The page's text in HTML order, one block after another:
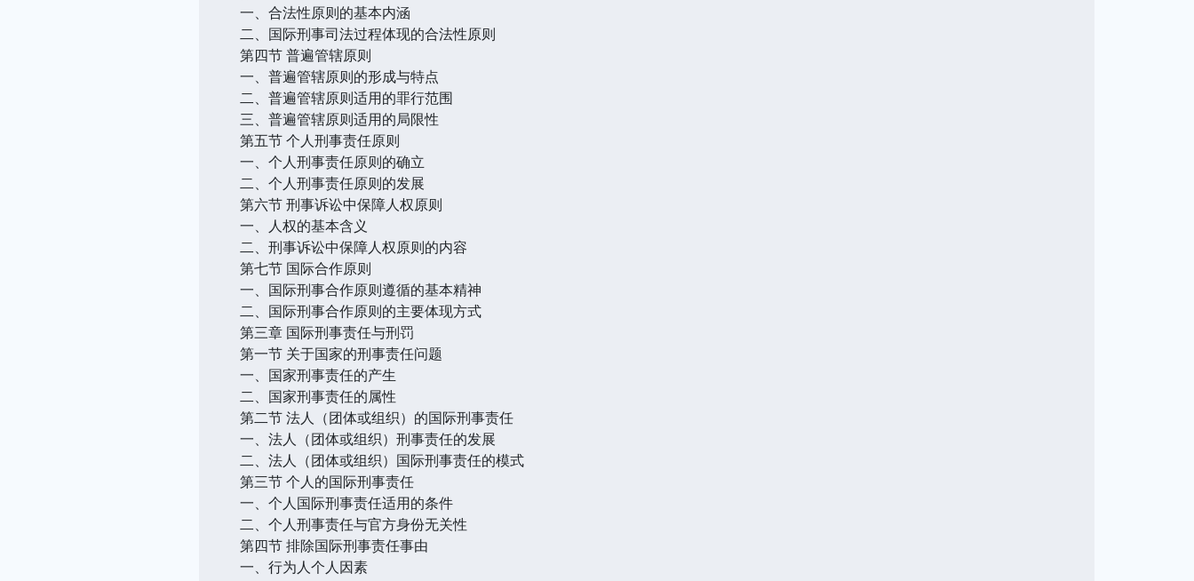
一、合法性原则的基本内涵
二、国际刑事司法过程体现的合法性原则
第四节 普遍管辖原则
一、普遍管辖原则的形成与特点
二、普遍管辖原则适用的罪行范围
三、普遍管辖原则适用的局限性
第五节 个人刑事责任原则
一、个人刑事责任原则的确立
二、个人刑事责任原则的发展
第六节 刑事诉讼中保障人权原则
一、人权的基本含义
二、刑事诉讼中保障人权原则的内容
第七节 国际合作原则
一、国际刑事合作原则遵循的基本精神
二、国际刑事合作原则的主要体现方式
第三章 国际刑事责任与刑罚
第一节 关于国家的刑事责任问题
一、国家刑事责任的产生
二、国家刑事责任的属性
第二节 法人（团体或组织）的国际刑事责任
一、法人（团体或组织）刑事责任的发展
二、法人（团体或组织）国际刑事责任的模式
第三节 个人的国际刑事责任
一、个人国际刑事责任适用的条件
二、个人刑事责任与官方身份无关性
第四节 排除国际刑事责任事由
一、行为人个人因素